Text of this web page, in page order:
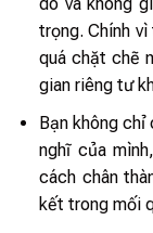
do và không
trọng. Chính
quá chặt chẽ
gian riêng tư
Bạn không
nghĩ của
cách chân
kết trong mối